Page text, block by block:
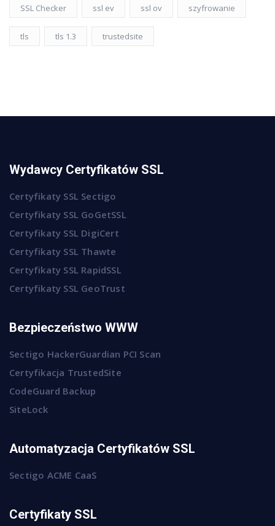
SSL Checker ssl ev ssl ov szyfrowanie
tls tls 1.3 trustedsite
Wydawcy Certyfikatów SSL
Certyfikaty SSL Sectigo
Certyfikaty SSL GoGetSSL
Certyfikaty SSL DigiCert
Certyfikaty SSL Thawte
Certyfikaty SSL RapidSSL
Certyfikaty SSL GeoTrust
Bezpieczeństwo WWW
Sectigo HackerGuardian PCI Scan
Certyfikacja TrustedSite
CodeGuard Backup
SiteLock
Automatyzacja Certyfikatów SSL
Sectigo ACME CaaS
Certyfikaty SSL